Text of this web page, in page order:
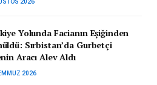
2026
Yolunda Facianın Eşiğinden
Sırbistan’da Gurbetçi
Aracı Alev Aldı
2026